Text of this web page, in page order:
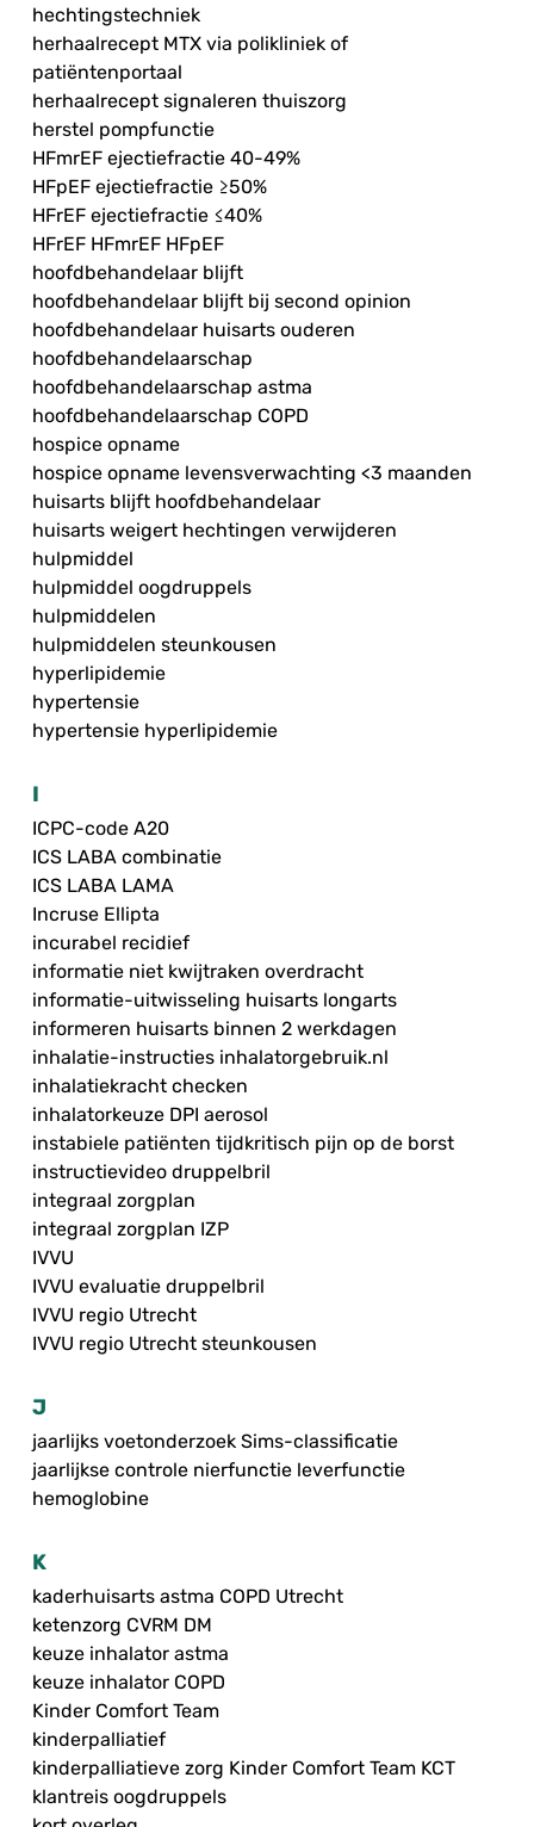
hechtingstechniek
herhaalrecept MTX via polikliniek of
patiëntenportaal
herhaalrecept signaleren thuiszorg
herstel pompfunctie
HFmrEF ejectiefractie 40-49%
HFpEF ejectiefractie ≥50%
HFrEF ejectiefractie ≤40%
HFrEF HFmrEF HFpEF
hoofdbehandelaar blijft
hoofdbehandelaar blijft bij second opinion
hoofdbehandelaar huisarts ouderen
hoofdbehandelaarschap
hoofdbehandelaarschap astma
hoofdbehandelaarschap COPD
hospice opname
hospice opname levensverwachting <3 maanden
huisarts blijft hoofdbehandelaar
huisarts weigert hechtingen verwijderen
hulpmiddel
hulpmiddel oogdruppels
hulpmiddelen
hulpmiddelen steunkousen
hyperlipidemie
hypertensie
hypertensie hyperlipidemie
I
ICPC-code A20
ICS LABA combinatie
ICS LABA LAMA
Incruse Ellipta
incurabel recidief
informatie niet kwijtraken overdracht
informatie-uitwisseling huisarts longarts
informeren huisarts binnen 2 werkdagen
inhalatie-instructies inhalatorgebruik.nl
inhalatiekracht checken
inhalatorkeuze DPI aerosol
instabiele patiënten tijdkritisch pijn op de borst
instructievideo druppelbril
integraal zorgplan
integraal zorgplan IZP
IVVU
IVVU evaluatie druppelbril
IVVU regio Utrecht
IVVU regio Utrecht steunkousen
J
jaarlijks voetonderzoek Sims-classificatie
jaarlijkse controle nierfunctie leverfunctie
hemoglobine
K
kaderhuisarts astma COPD Utrecht
ketenzorg CVRM DM
keuze inhalator astma
keuze inhalator COPD
Kinder Comfort Team
kinderpalliatief
kinderpalliatieve zorg Kinder Comfort Team KCT
klantreis oogdruppels